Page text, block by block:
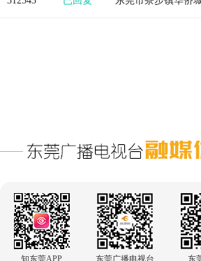
知东莞APP
东莞广播电视台
东